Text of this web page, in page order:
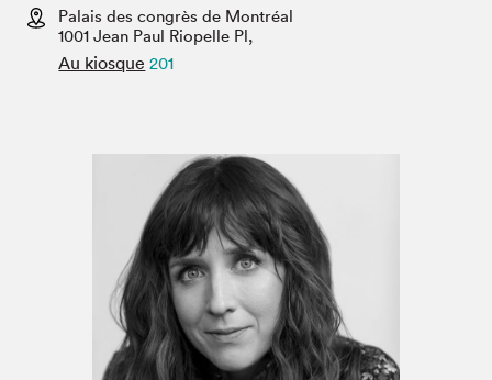
Espace enseignant·e·s
Espace pro
Palais des congrès de Montréal
1001 Jean Paul Riopelle Pl,
Au kiosque 201